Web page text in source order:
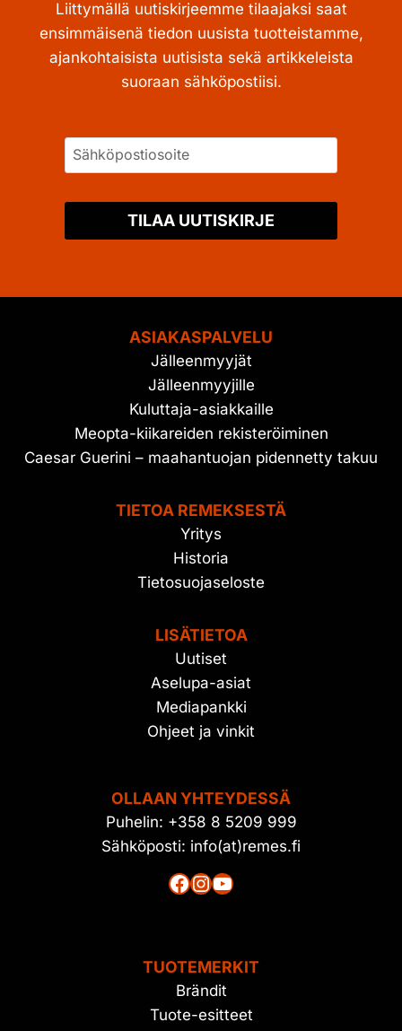
Liittymällä uutiskirjeemme tilaajaksi saat
ensimmäisenä tiedon uusista tuotteistamme,
ajankohtaisista uutisista sekä artikkeleista
suoraan sähköpostiisi.
TILAA UUTISKIRJE
ASIAKASPALVELU
Jälleenmyyjät
Jälleenmyyjille
Kuluttaja-asiakkaille
Meopta-kiikareiden rekisteröiminen
Caesar Guerini – maahantuojan pidennetty takuu
TIETOA REMEKSESTÄ
Yritys
Historia
Tietosuojaseloste
LISÄTIETOA
Uutiset
Aselupa-asiat
Mediapankki
Ohjeet ja vinkit
OLLAAN YHTEYDESSÄ
Puhelin: +358 8 5209 999
Sähköposti: info(at)remes.fi
Facebook
Instagram
YouTube
TUOTEMERKIT
Brändit
Tuote-esitteet